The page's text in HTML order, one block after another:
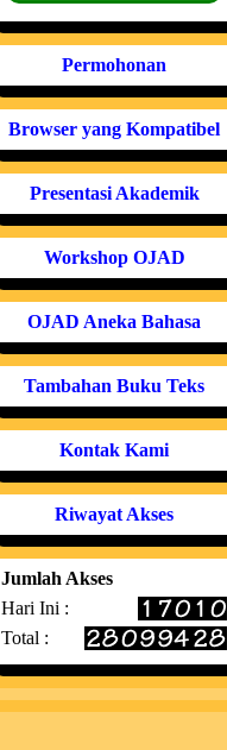
Permohonan
Browser yang Kompatibel
Presentasi Akademik
Workshop OJAD
OJAD Aneka Bahasa
Tambahan Buku Teks
Kontak Kami
Riwayat Akses
Jumlah Akses
Hari Ini :
Total :